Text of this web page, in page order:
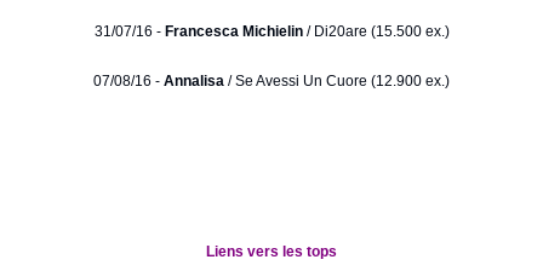
31/07/16 - Francesca Michielin/ Di20are (15.500 ex.)
07/08/16 - Annalisa / Se Avessi Un Cuore (12.900 ex.)
Liens vers les tops